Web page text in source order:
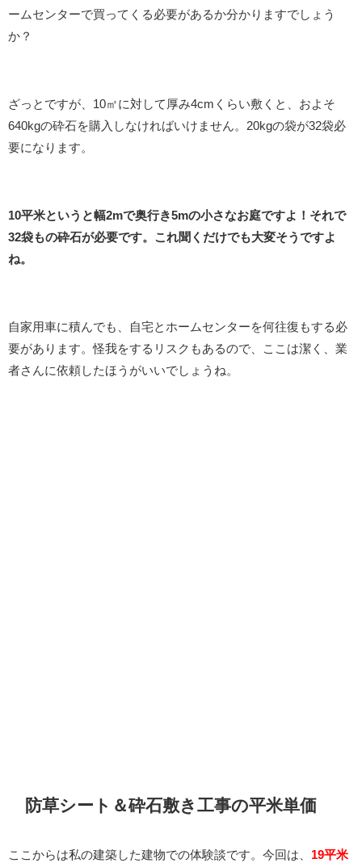
ームセンターで買ってくる必要があるか分かりますでしょう
か？
ざっとですが、10㎡に対して厚み4cmくらい敷くと、およそ
640kgの砕石を購入しなければいけません。20kgの袋が32袋必
要になります。
10平米というと幅2mで奥行き5mの小さなお庭ですよ！それで
32袋もの砕石が必要です。これ聞くだけでも大変そうですよ
ね。
自家用車に積んでも、自宅とホームセンターを何往復もする必
要があります。怪我をするリスクもあるので、ここは潔く、業
者さんに依頼したほうがいいでしょうね。
防草シート＆砕石敷き工事の平米単価
ここからは私の建築した建物での体験談です。今回は、 19平米